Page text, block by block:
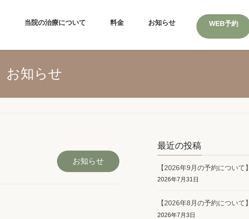
当院の治療について 料金 お知らせ WEB予約
お知らせ
お知らせ
最近の投稿
【2026年9月の予約について】
2026年7月31日
【2026年8月の予約について】
2026年7月3日